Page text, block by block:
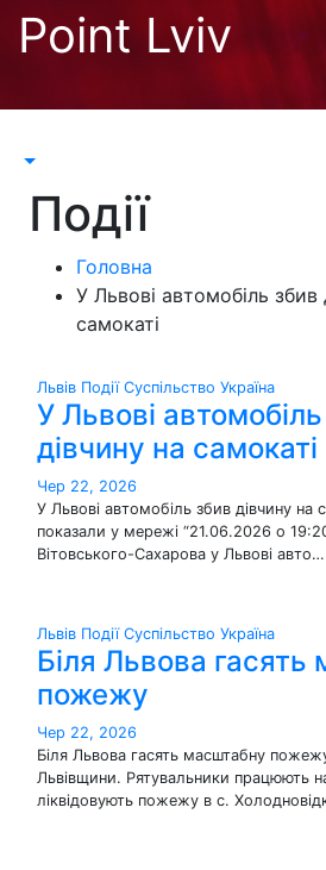
Перейти
Point Lviv
Події
Головна
У Львові автомобіль збив
самокаті
Львів Події Суспільство Україна
У Львові
дівчину на самокаті
Чер 22, 2026
У Львові автомобіль збив дівчину на
показали у мережі “21.06.2026 о
Вітовського-Сахарова у Львові авто…
Львів Події Суспільство Україна
Біля Львова гасять
пожежу
Чер 22, 2026
Біля Львова гасять масштабну
Львівщини. Рятувальники працюють на
ліквідовують пожежу в с.